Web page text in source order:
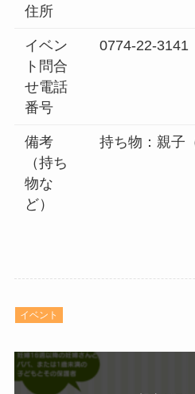
住所
イベン
ト問合
せ電話
番号
0774-22-3141
備考
（持ち
物な
ど）
持ち物：親子
イベント